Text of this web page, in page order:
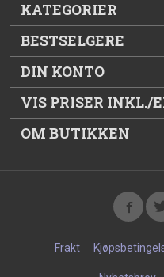
KATEGORIER
BESTSELGERE
DIN KONTO
VIS PRISER INKL./
OM BUTIKKEN
Frakt